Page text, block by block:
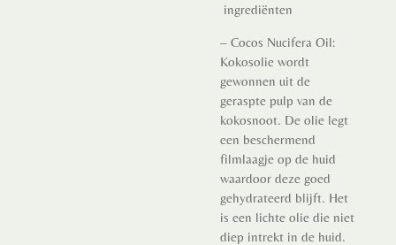
ingrediënten
– Cocos Nucifera Oil:
Kokosolie wordt
gewonnen uit de
geraspte pulp van de
kokosnoot. De olie legt
een beschermend
filmlaagje op de huid
waardoor deze goed
gehydrateerd blijft. Het
is een lichte olie die niet
diep intrekt in de huid.